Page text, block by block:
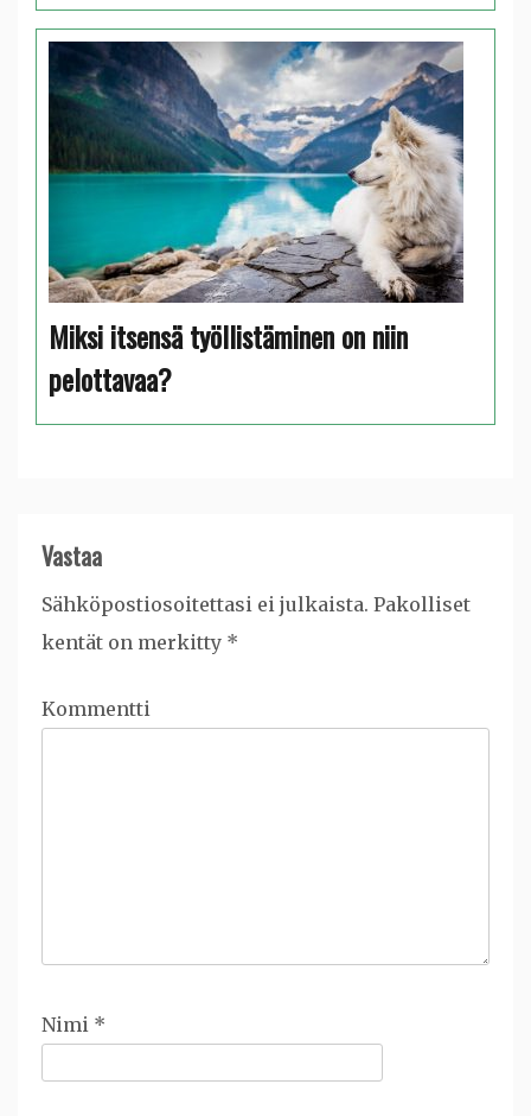
Miksi itsensä työllistäminen on niin
pelottavaa?
Vastaa
Sähköpostiosoitettasi ei julkaista. Pakolliset
kentät on merkitty *
Kommentti
Nimi *